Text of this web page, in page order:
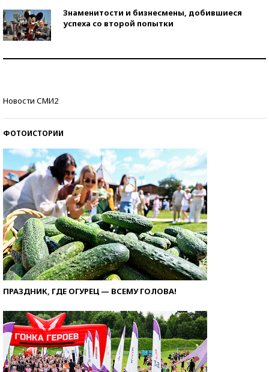
Знаменитости и бизнесмены, добившиеся
успеха со второй попытки
Новости СМИ2
ФОТОИСТОРИИ
ПРАЗДНИК, ГДЕ ОГУРЕЦ — ВСЕМУ ГОЛОВА!